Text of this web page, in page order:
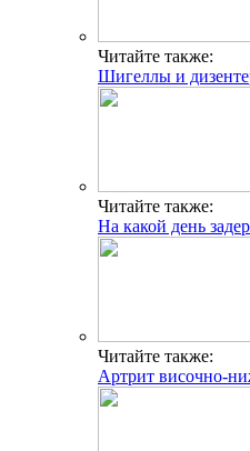
Читайте также:
Шигеллы и
Читайте также:
На какой день
Читайте также:
Артрит височно-